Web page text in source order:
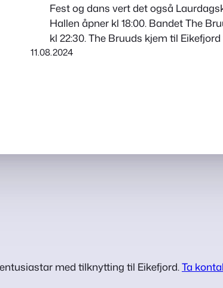
Fest og dans vert det også
Hallen åpner kl 18:00. Bandet The
kl 22:30. The Bruuds kjem til
lover festivitas og allsang til seint ut i
11.08.2024
med tilknytting til Eikefjord.Ta